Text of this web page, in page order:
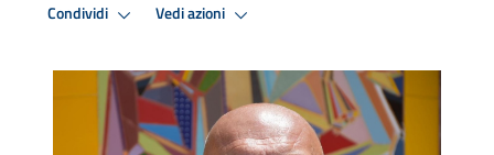
Condividi Vedi azioni